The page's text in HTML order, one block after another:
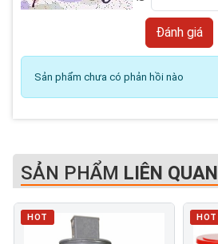
Sản phẩm chưa có phản hồi nào
SẢN PHẨM LIÊN QUAN
HOT HOT